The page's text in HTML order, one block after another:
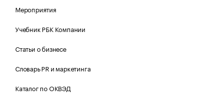
Мероприятия
Учебник РБК Компании
Статьи о бизнесе
Словарь PR и маркетинга
Каталог по ОКВЭД